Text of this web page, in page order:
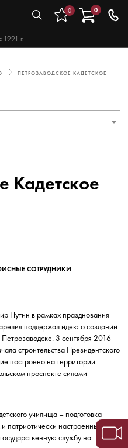
1991 г.
0 0
ПЕТРОЗАВОДСКОЕ КАДЕТСКОЕ
Кадетское
СОТРУДНИКИ
Путин в рамках празднования
поддержал идею о создании
3 сентября 2016
строительства Президентского
построено на территории
проспекте силами
училища – подготовка
патриотически настроенных
службу на